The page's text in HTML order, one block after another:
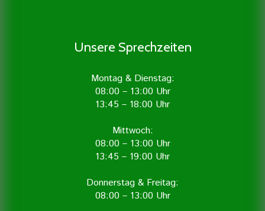
Unsere Sprechzeiten
Montag & Dienstag:
08:00 – 13:00 Uhr
13:45 – 18:00 Uhr
Mittwoch:
08:00 – 13:00 Uhr
13:45 – 19:00 Uhr
Donnerstag & Freitag:
08:00 – 13:00 Uhr